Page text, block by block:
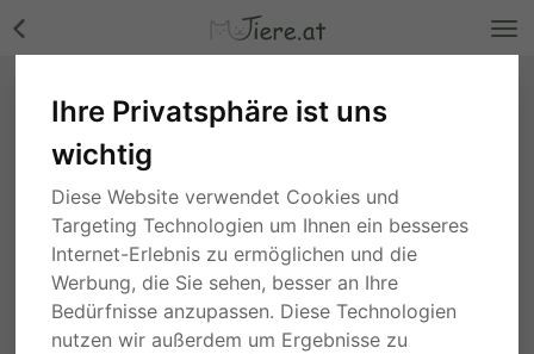
Ihre Privatsphäre ist uns
wichtig
Diese Website verwendet Cookies und
Targeting Technologien um Ihnen ein besseres
Internet-Erlebnis zu ermöglichen und die
Werbung, die Sie sehen, besser an Ihre
Bedürfnisse anzupassen. Diese Technologien
nutzen wir außerdem um Ergebnisse zu